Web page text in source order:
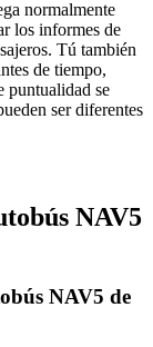
normalmente
los informes de
Tú también
de tiempo,
puntualidad se
ser diferentes
NAV5
NAV5 de